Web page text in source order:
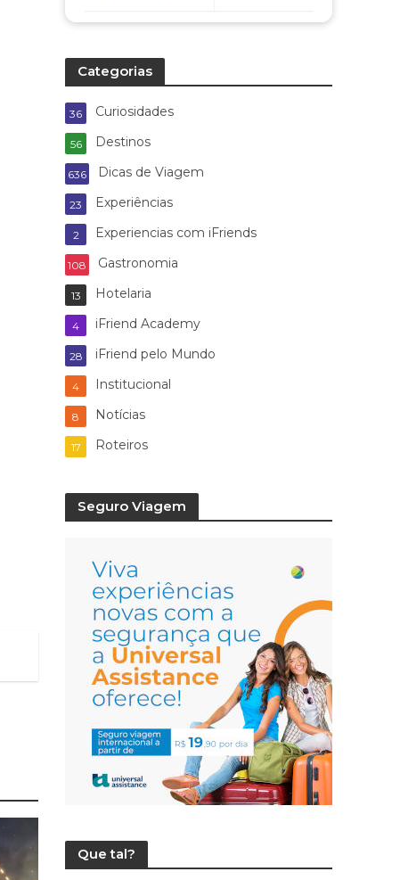
Categorias
Curiosidades
36
Destinos
56
Dicas de Viagem
636
Experiências
23
Experiencias com iFriends
2
Gastronomia
108
Hotelaria
13
iFriend Academy
4
iFriend pelo Mundo
28
Institucional
4
Notícias
8
Roteiros
17
Seguro Viagem
Que tal?